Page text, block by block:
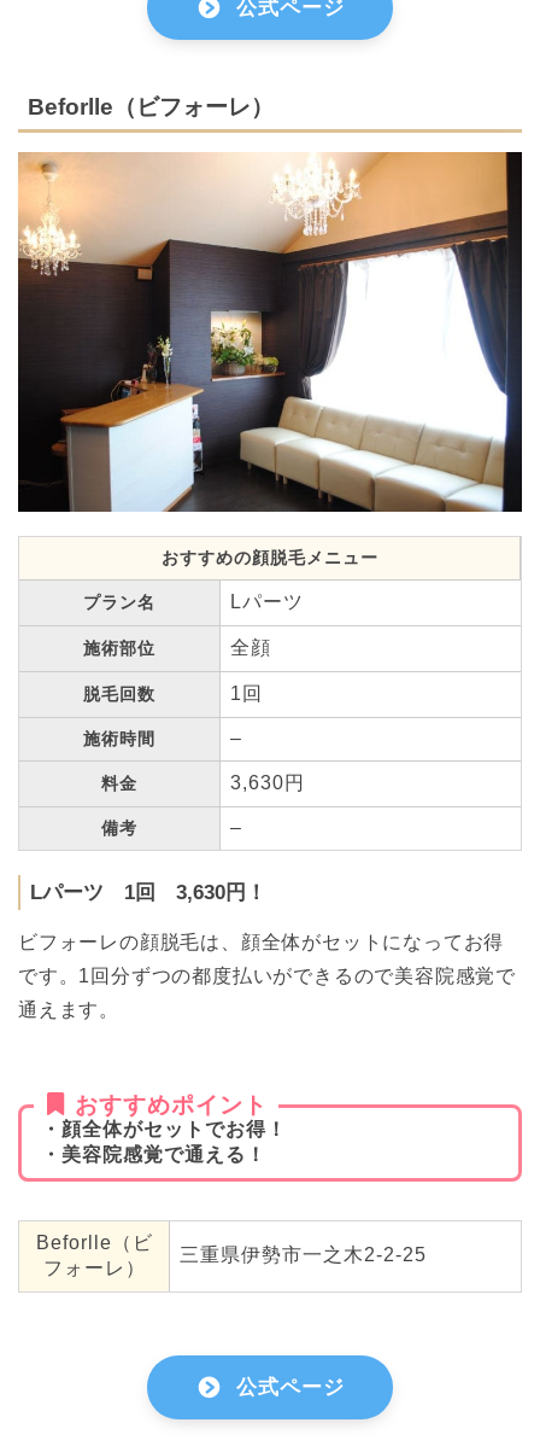
公式ページ
Beforlle（ビフォーレ）
おすすめの顔脱毛メニュー
プラン名 Lパーツ
施術部位 全顔
脱毛回数 1回
施術時間 –
料金 3,630円
備考 –
Lパーツ 1回 3,630円！
ビフォーレの顔脱毛は、顔全体がセットになってお得
です。1回分ずつの都度払いができるので美容院感覚で
通えます。
おすすめポイント
・顔全体がセットでお得！
・美容院感覚で通える！
Beforlle（ビ
フォーレ）
三重県伊勢市一之木2‐2‐25
公式ページ